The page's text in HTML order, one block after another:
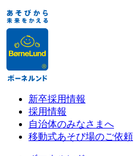
新卒採用情報
採用情報
自治体のみなさまへ
移動式あそび場のご依頼